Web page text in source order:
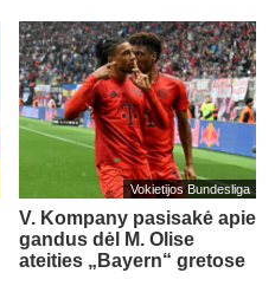
Vokietijos Bundesliga
V. Kompany pasisakė apie
gandus dėl M. Olise
ateities „Bayern“ gretose